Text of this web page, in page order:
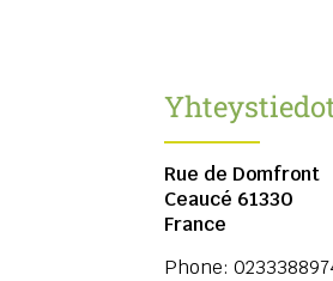
Rue de Domfront
Ceaucé 61330
France
Phone: